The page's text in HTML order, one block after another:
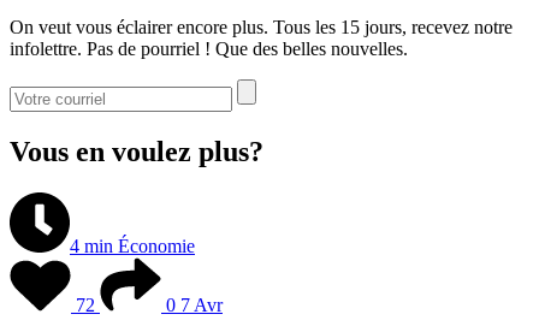
On veut vous éclairer encore plus. Tous les 15 jours, recevez notre
infolettre. Pas de pourriel ! Que des belles nouvelles.
Vous en voulez plus?
4 min Économie
72 0 7 Avr